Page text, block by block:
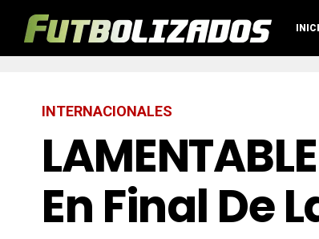
INTERNACIONALES
En Final De